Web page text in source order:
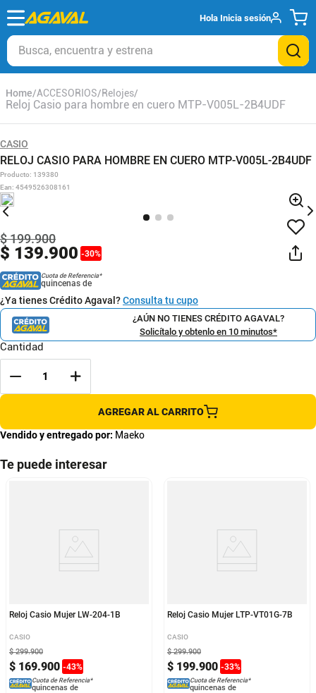
Hola Inicia sesión
Busca, encuentra y estrena
ACCESORIOS Relojes
Reloj Casio para hombre en cuero MTP-V005L-2B4UDF
CASIO
RELOJ CASIO PARA HOMBRE EN CUERO MTP-V005L-2B4UDF
Producto: 139380
Ean: 4549526308161
$ 139.900 -30%
$199.900
Cuota de Referencia*
quincenas de
¿Ya tienes Crédito Agaval?Consulta tu cupo
¿AÚN NO TIENES CRÉDITO AGAVAL?
Solicítalo y obtenlo en 10 minutos*
Cantidad
AGREGAR AL CARRITO
Vendido y entregado por: Maeko
Te puede interesar
Reloj Casio Mujer LW-204-1B
CASIO
$ 169.900 -43%
$ 299.900
Cuota de Referencia*
quincenas de
Reloj Casio Mujer LTP-VT01G-7B
CASIO
$ 199.900 -33%
$ 299.900
Cuota de Referencia*
quincenas de